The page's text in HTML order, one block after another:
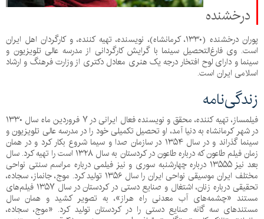
درخشنده
پوران درخشنده (۱۳۳۰، کرمانشاه)، نویسنده، تهیه کننده، وکارگردان اهل ایران
است. وی فارغ‌التحصیل سینما با گرایش کارگردانی از مدرسه عالی تلویزیون و
سینما و دارای لوح افتخار درجه یک هنری معادل دکتری ازوزارت فرهنگ و ارشاد
اسلامی ایران است.
زندگی‌نامه
فیلمساز، تهیه کننده، محقق و نویسنده فعال ایرانی در ۷ فروردین ماه سال ۱۳۳۰
در شهر کرمانشاه به دنیا آمد، او تحصیل تکمیلی خود را در مدرسه عالی تلویزیون و
سینما گذراند و در سال ۱۳۵۴ در سازمان صدا و سیما شروع بکار کرد و در همان
زمان فیلم طاعون که درباره طاعون در کردستان به سال ۱۳۲۸ است را تهیه کرد. سال
بعد نیز ۱۳۵۵۵ درباره چهارشنبه سوری و نیز فیلمی درباره مراسم سنتی نواحی
مختلف ایران موسیقی نواحی ایران را سال ۱۳۵۶ تولید کرد. موج، جانماز، سجاده،
تحقیقی درباره زنان، اشتغال و صنایع دستی در کردستان در سال ۱۳۵۷ فیلم‌های
مستند «چشمه‌های آب معدنی راه هراز»، به تصویر کشید و همان سال
مستندهای سه گانه صنایع دستی را در کردستان تولید کرد. «موج، سجاده،